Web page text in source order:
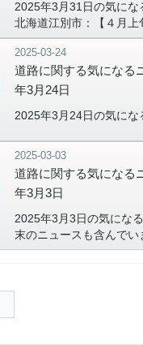
2025年3月31日の気にな
北海道江別市：【４月
2025-03-24
道路に関する気になる
年3月24日
2025年3月24日の気にな
2025-03-03
道路に関する気になる
年3月3日
2025年3月3日の気にな
末のニュースも含んでい